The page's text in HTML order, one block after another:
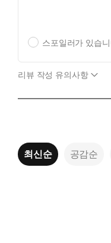
“(…) 나는 조금 덜 독
선택한 존재를 그냥
―김도훈 「한 인간과
그럼에도 불구하고 인
있다면, 그렇게 현실과
―반유화 「오늘도 AI
이런 오류를 알면서도
각이 드는데, 그중에
스포일러가 있습
리뷰 작성 유의사항
최신순 공감순